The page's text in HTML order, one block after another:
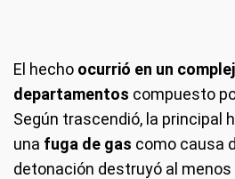
El hecho ocurrió en un
departamentos compuesto
Según trascendió, la principal
una fuga de gas como causa
detonación destruyó al menos